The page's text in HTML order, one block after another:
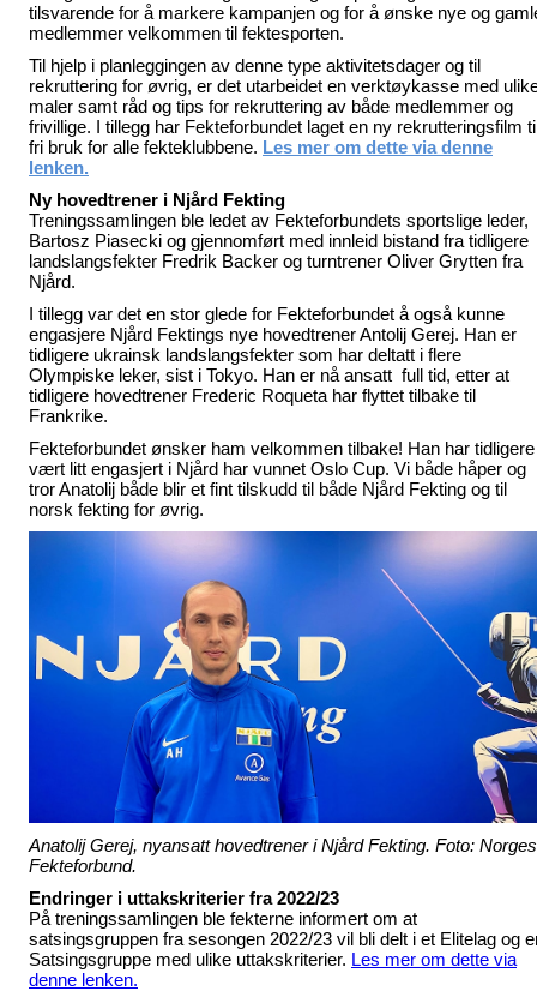
tilsvarende for å markere kampanjen og for å ønske nye og
medlemmer velkommen til fektesporten.
Til hjelp i planleggingen av denne type aktivitetsdager og til
rekruttering for øvrig, er det utarbeidet en verktøykasse med
maler samt råd og tips for rekruttering av både medlemmer og
frivillige. I tillegg har Fekteforbundet laget en ny rekrutteringsfilm
fri bruk for alle fekteklubbene. Les mer om dette via denne
lenken.
Ny hovedtrener i Njård Fekting
Treningssamlingen ble ledet av Fekteforbundets sportslige leder,
Bartosz Piasecki og gjennomført med innleid bistand fra tidligere
landslangsfekter Fredrik Backer og turntrener Oliver Grytten fra
Njård.
I tillegg var det en stor glede for Fekteforbundet å også kunne
engasjere Njård Fektings nye hovedtrener Antolij Gerej. Han er
tidligere ukrainsk landslangsfekter som har deltatt i flere
Olympiske leker, sist i Tokyo. Han er nå ansatt full tid, etter at
tidligere hovedtrener Frederic Roqueta har flyttet tilbake til
Frankrike.
Fekteforbundet ønsker ham velkommen tilbake! Han har tidligere
vært litt engasjert i Njård har vunnet Oslo Cup. Vi både håper og
tror Anatolij både blir et fint tilskudd til både Njård Fekting og til
norsk fekting for øvrig.
Anatolij Gerej, nyansatt hovedtrener i Njård Fekting. Foto: Norges
Fekteforbund.
Endringer i uttakskriterier fra 2022/23
På treningssamlingen ble fekterne informert om at
satsingsgruppen fra sesongen 2022/23 vil bli delt i et Elitelag og
Satsingsgruppe med ulike uttakskriterier. Les mer om dette via
denne lenken.